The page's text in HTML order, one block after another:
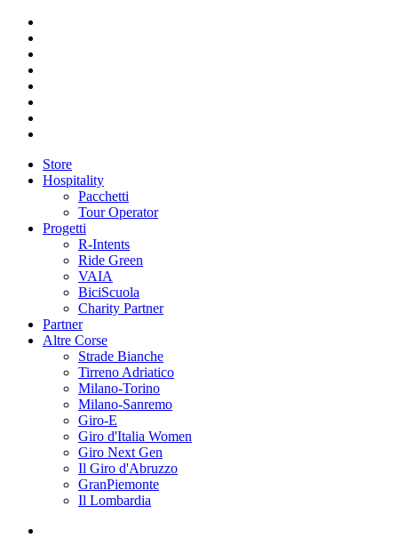
Store
Hospitality
Pacchetti
Tour Operator
Progetti
R-Intents
Ride Green
VAIA
BiciScuola
Charity Partner
Partner
Altre Corse
Strade Bianche
Tirreno Adriatico
Milano-Torino
Milano-Sanremo
Giro-E
Giro d'Italia Women
Giro Next Gen
Il Giro d'Abruzzo
GranPiemonte
Il Lombardia